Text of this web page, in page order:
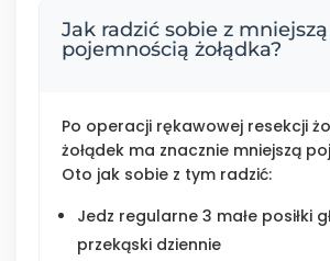
Jak radzić sobie z mniejszą
pojemnością żołądka?
Po operacji rękawowej resekcji
żołądek ma znacznie mniejszą
Oto jak sobie z tym radzić:
Jedz regularne 3 małe posiłki
przekąski dziennie